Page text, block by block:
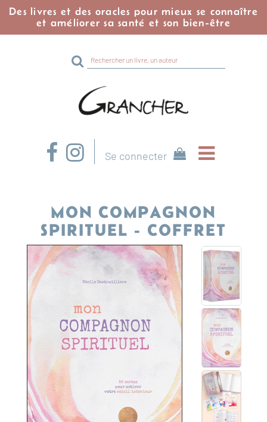
Des livres et des oracles pour mieux se connaître
et améliorer sa santé et son bien-être
Rechercher
sur
Se connecter
MON COMPAGNON
SPIRITUEL - COFFRET